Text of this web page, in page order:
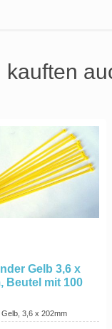
kauften
Gelb 3,6 x
Beutel mit 100
Gelb, 3,6 x 202mm